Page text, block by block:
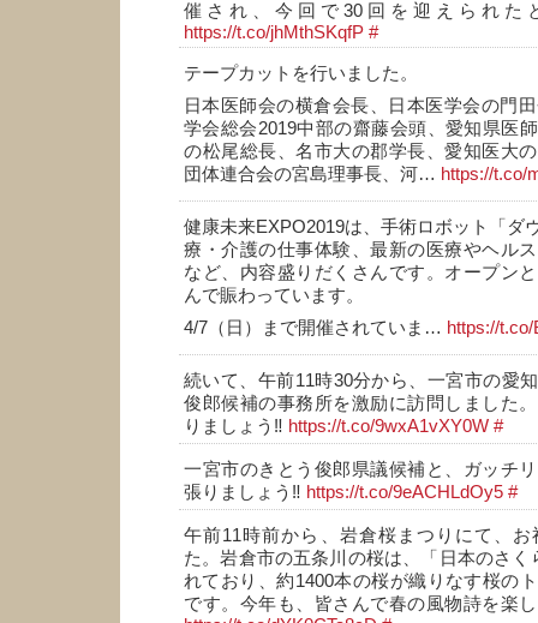
催され、今回で30回を迎えられ
https://t.co/jhMthSKqfP #
テープカットを行いました。
日本医師会の横倉会長、日本医学会の門
学会総会2019中部の齋藤会頭、愛知県医
の松尾総長、名市大の郡学長、愛知医大
団体連合会の宮島理事長、河… https://t.co/
健康未来EXPO2019は、手術ロボット「ダ
療・介護の仕事体験、最新の医療やヘル
など、内容盛りだくさんです。オープン
んで賑わっています。
4/7（日）まで開催されていま… https://
続いて、午前11時30分から、一宮市の愛
俊郎候補の事務所を激励に訪問しました
りましょう‼️ https://t.co/9wxA1vXY0W #
一宮市のきとう俊郎県議候補と、ガッチ
張りましょう‼️ https://t.co/9eACHLdOy5 #
午前11時前から、岩倉桜まつりにて、
た。岩倉市の五条川の桜は、「日本のさく
れており、約1400本の桜が織りなす桜の
です。今年も、皆さんで春の風物詩を楽